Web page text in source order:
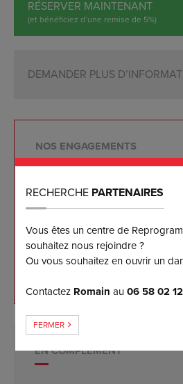
RÉSERVER MAINTENANT
(et bénéficiez d’une remise de 5%)
DEMANDER PLUS
NOS ENGAGEMENTS
Reprogrammation sur mesure
de puissance
ce jour
Garantie logicielle 5 ans pour
Retour à l'origine et mise à
EN COMPLÉMENT
RECHERCHE PARTENAIRES
Vous êtes un centre de
souhaitez nous rejoindre ?
Ou vous souhaitez en ouvrir un
Contactez Romain au06 58 02
FERMER